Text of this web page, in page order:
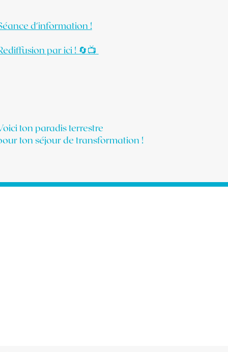
d'information !
par ici ! 🔄📺
ton paradis terrestre
ton séjour de transformation !